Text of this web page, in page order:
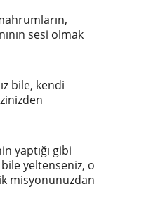
sesi olmak
bile, kendi
yaptığı gibi
yeltenseniz, o
misyonunuzdan